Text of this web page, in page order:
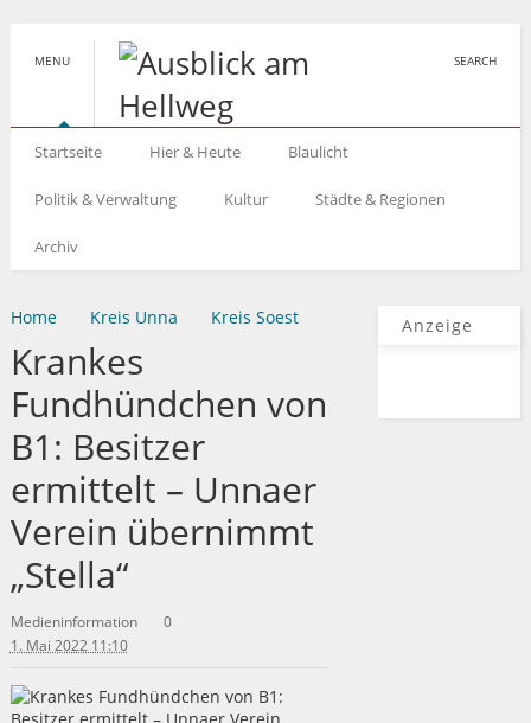
MENU SEARCH
Startseite Hier & Heute Blaulicht
Politik & Verwaltung Kultur Städte & Regionen
Archiv
Home Kreis Unna Kreis Soest
Krankes
Fundhündchen von
B1: Besitzer
ermittelt – Unnaer
Verein übernimmt
„Stella“
Medieninformation
0
1. Mai 2022 11:10
Anzeige